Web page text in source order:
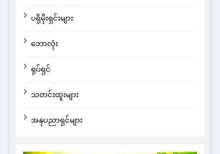
ပရိုမိုးရှင်းများ
ဘောလုံး
ရုပ်ရှင်
သတင်းထူးများ
အနုပညာရှင်များ